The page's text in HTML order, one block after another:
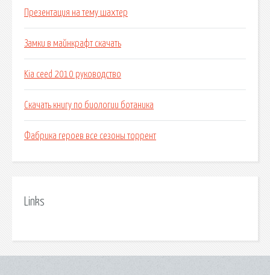
Презентация на тему шахтер
Замки в майнкрафт скачать
Kia ceed 2010 руководство
Скачать книгу по биологии ботаника
Фабрика героев все сезоны торрент
Links